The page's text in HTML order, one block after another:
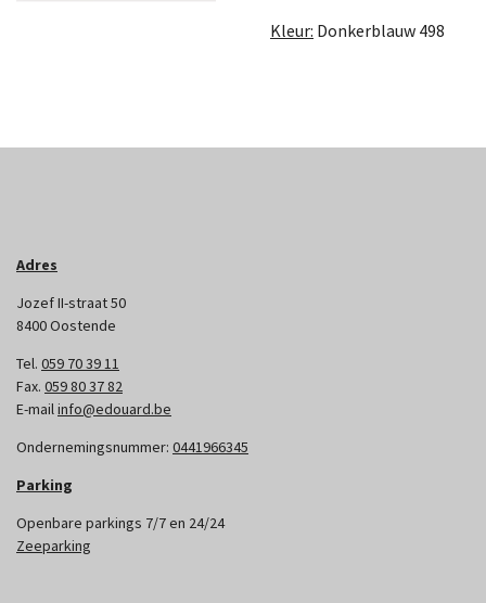
Kleur: Donkerblauw 498
Adres
Jozef II-straat 50
8400 Oostende
Tel. 059 70 39 11
Fax. 059 80 37 82
E-mailinfo@edouard.be
Ondernemingsnummer: 0441966345
Parking
Openbare parkings 7/7 en 24/24
Zeeparking